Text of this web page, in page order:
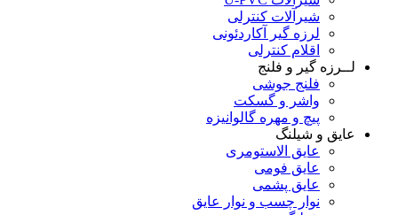
شیرآلات کنترلی
لرزه گیر آکاردئونی
اقلام کنترلی
لــرزه گیر و فلنج
فلنج جوشی
واشر و گسکت
پیچ و مهره گالوانیزه
عایق و شیلنگ
عایق الاستومری
عایق فومی
عایق پشمی
نوار چسب و نوار عایق